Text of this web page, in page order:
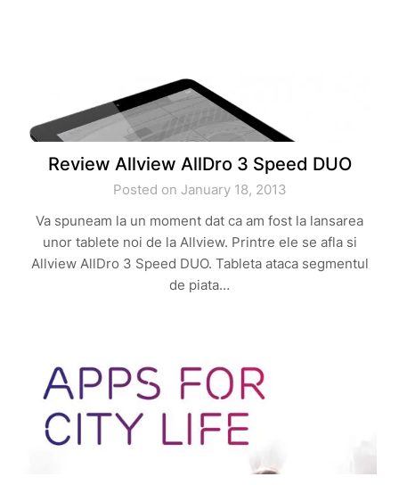
Review Allview AllDro 3 Speed DUO
Posted on January 18, 2013
Va spuneam la un moment dat ca am fost la lansarea
unor tablete noi de la Allview. Printre ele se afla si
Allview AllDro 3 Speed DUO. Tableta ataca segmentul
de piata…